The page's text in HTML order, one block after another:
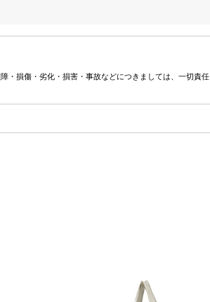
・損傷・劣化・損害・事故などにつきましては、一切責